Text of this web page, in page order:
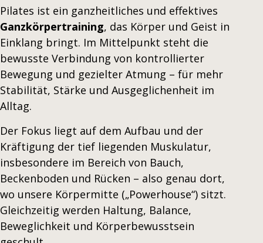
Pilates ist ein ganzheitliches und effektives
Ganzkörpertraining, das Körper und Geist in
Einklang bringt. Im Mittelpunkt steht die
bewusste Verbindung von kontrollierter
Bewegung und gezielter Atmung – für mehr
Stabilität, Stärke und Ausgeglichenheit im
Alltag.
Der Fokus liegt auf dem Aufbau und der
Kräftigung der tief liegenden Muskulatur,
insbesondere im Bereich von Bauch,
Beckenboden und Rücken – also genau dort,
wo unsere Körpermitte („Powerhouse“) sitzt.
Gleichzeitig werden Haltung, Balance,
Beweglichkeit und Körperbewusstsein